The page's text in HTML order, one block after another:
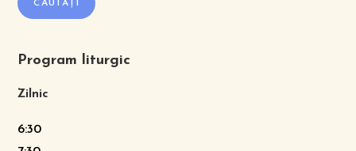
CĂUTAȚI
Program liturgic
Zilnic
6:30